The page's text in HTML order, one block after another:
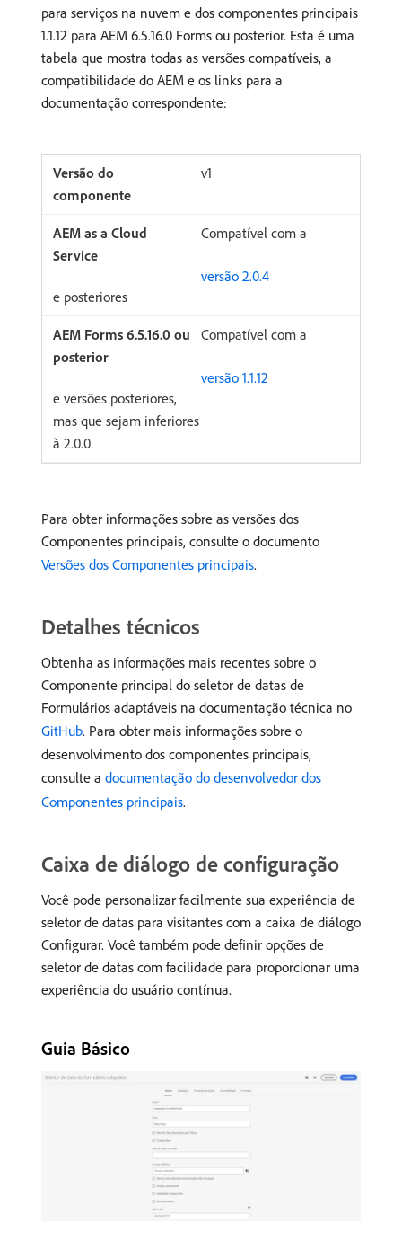
para serviços na nuvem e dos componentes principais
1.1.12 para AEM 6.5.16.0 Forms ou posterior. Esta é uma
tabela que mostra todas as versões compatíveis, a
compatibilidade do AEM e os links para a
documentação correspondente:
v1
Compatível com a
versão 2.0.4
e posteriores
Compatível com a
versão 1.1.12
e versões posteriores,
mas que sejam inferiores
à 2.0.0.
Para obter informações sobre as versões dos
Componentes principais, consulte o documento
Versões dos Componentes principais.
Detalhes técnicos
Obtenha as informações mais recentes sobre o
Componente principal do seletor de datas de
Formulários adaptáveis na documentação técnica no
GitHub. Para obter mais informações sobre o
desenvolvimento dos componentes principais,
consulte a documentação do desenvolvedor dos
Componentes principais.
Caixa de diálogo de configuração
Você pode personalizar facilmente sua experiência de
seletor de datas para visitantes com a caixa de diálogo
Configurar. Você também pode definir opções de
seletor de datas com facilidade para proporcionar uma
experiência do usuário contínua.
Guia Básico